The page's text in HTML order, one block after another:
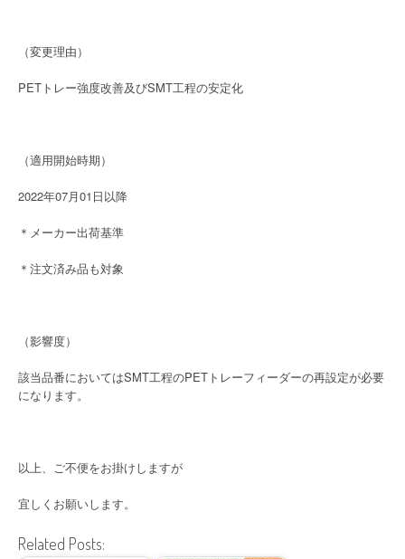
（変更理由）
PETトレー強度改善及びSMT工程の安定化
（適用開始時期）
2022年07月01日以降
＊メーカー出荷基準
＊注文済み品も対象
（影響度）
該当品番においてはSMT工程のPETトレーフィーダーの再設定が必要
になります。
以上、ご不便をお掛けしますが
宜しくお願いします。
Related Posts: